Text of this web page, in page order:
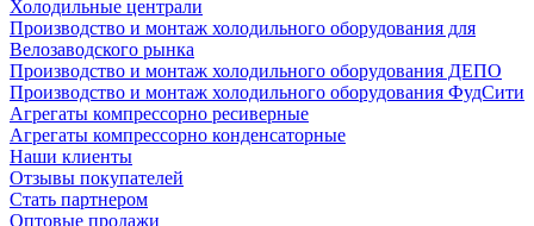
Холодильные централи
Производство и монтаж холодильного оборудования для
Велозаводского рынка
Производство и монтаж холодильного оборудования ДЕПО
Производство и монтаж холодильного оборудования ФудСити
Агрегаты компрессорно ресиверные
Агрегаты компрессорно конденсаторные
Наши клиенты
Отзывы покупателей
Стать партнером
Оптовые продажи